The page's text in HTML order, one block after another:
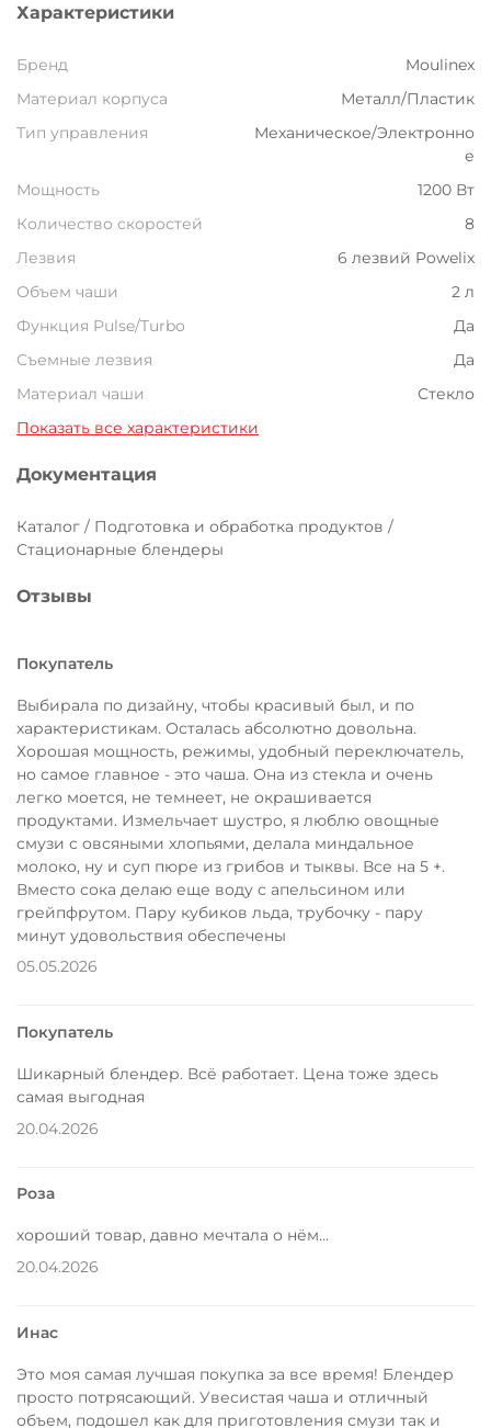
Характеристики
Бренд
Moulinex
Материал корпуса
Металл/Пластик
Тип управления
Механическое/Электронно
е
Мощность
1200 Вт
Количество скоростей
8
Лезвия
6 лезвий Powelix
Объем чаши
2 л
Функция Pulse/Turbo
Да
Съемные лезвия
Да
Материал чаши
Стекло
Показать все характеристики
Документация
Каталог / Подготовка и обработка продуктов /
Стационарные блендеры
Отзывы
Покупатель
Выбирала по дизайну, чтобы красивый был, и по
характеристикам. Осталась абсолютно довольна.
Хорошая мощность, режимы, удобный переключатель,
но самое главное - это чаша. Она из стекла и очень
легко моется, не темнеет, не окрашивается
продуктами. Измельчает шустро, я люблю овощные
смузи с овсяными хлопьями, делала миндальное
молоко, ну и суп пюре из грибов и тыквы. Все на 5 +.
Вместо сока делаю еще воду с апельсином или
грейпфрутом. Пару кубиков льда, трубочку - пару
минут удовольствия обеспечены
05.05.2026
Покупатель
Шикарный блендер. Всё работает. Цена тоже здесь
самая выгодная
20.04.2026
Роза
хороший товар, давно мечтала о нём...
20.04.2026
Инас
Это моя самая лучшая покупка за все время! Блендер
просто потрясающий. Увесистая чаша и отличный
объем, подошел как для приготовления смузи так и